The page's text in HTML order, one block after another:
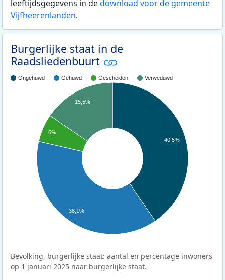
leeftijdsgegevens in dedownload voor de gemeente
Vijfheerenlanden.
Burgerlijke staat in de
Raadsliedenbuurt
Ongehuwd Gehuwd Gescheiden Verweduwd
40,5%
15,5%
6%
38,1%
Bevolking, burgerlijke staat: aantal en percentage inwoners
op 1 januari 2025 naar burgerlijke staat.